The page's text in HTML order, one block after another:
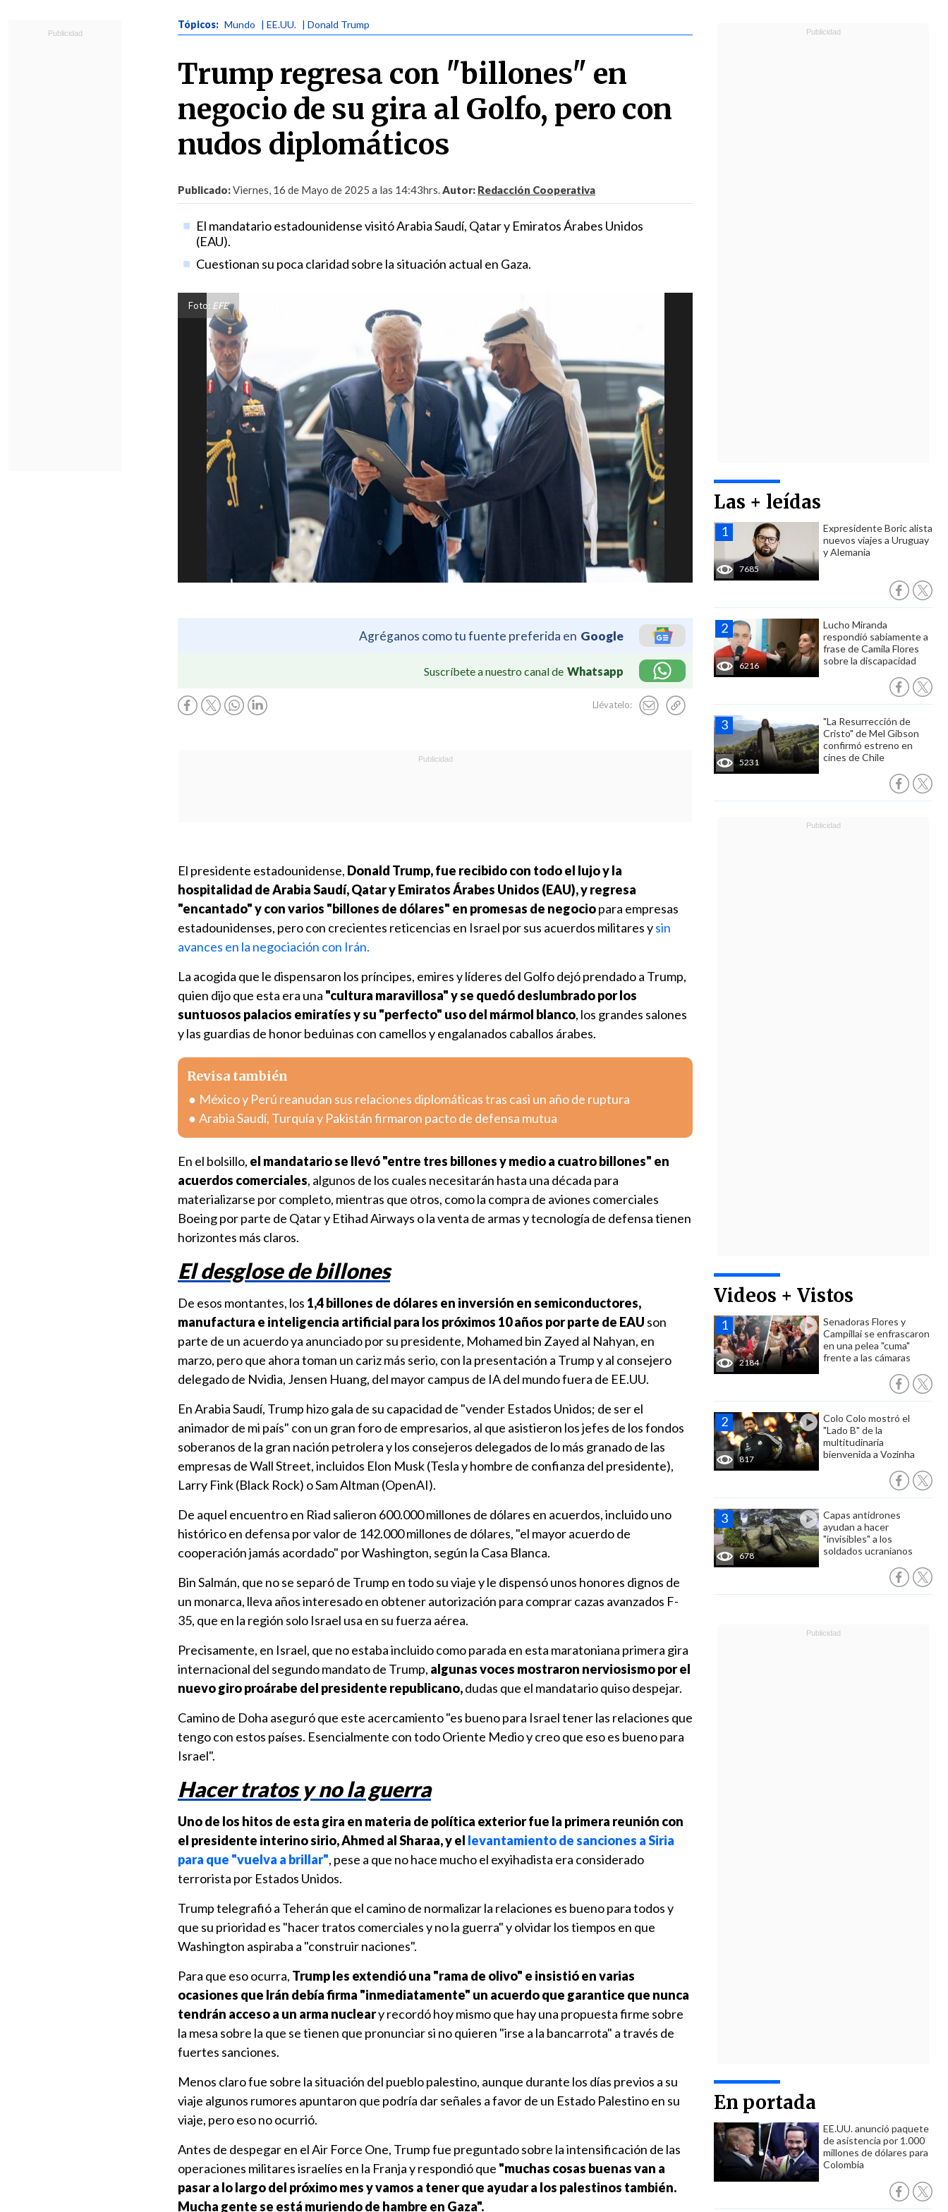
Tópicos: Mundo | EE.UU. | Donald Trump
Trump regresa con "billones" en
negocio de su gira al Golfo, pero con
nudos diplomáticos
Publicado:Viernes, 16 de Mayo de 2025 a las 14:43hrs.Autor: Redacción Cooperativa
El mandatario estadounidense visitó Arabia Saudí, Qatar y Emiratos Árabes Unidos
(EAU).
Cuestionan su poca claridad sobre la situación actual en Gaza.
Foto: EFE
Agréganos como tu fuente preferida en Google
Suscríbete a nuestro canal de Whatsapp
Llévatelo:
Las + leídas
7685
Expresidente Boric alista
nuevos viajes a Uruguay
y Alemania
6216
Lucho Miranda
respondió sabiamente a
frase de Camila Flores
sobre la discapacidad
5231
"La Resurrección de
Cristo" de Mel Gibson
confirmó estreno en
cines de Chile
Videos + Vistos
2184
Senadoras Flores y
Campillai se enfrascaron
en una pelea "cuma"
frente a las cámaras
817
Colo Colo mostró el
"Lado B" de la
multitudinaria
bienvenida a Vozinha
678
Capas antidrones
ayudan a hacer
"invisibles" a los
soldados ucranianos
En portada
EE.UU. anunció paquete
de asistencia por 1.000
millones de dólares para
Colombia
El presidente estadounidense, Donald Trump, fue recibido con todo el lujo y la
hospitalidad de Arabia Saudí, Qatar y Emiratos Árabes Unidos (EAU), y regresa
"encantado" y con varios "billones de dólares" en promesas de negociopara empresas
estadounidenses, pero con crecientes reticencias en Israel por sus acuerdos militares ysin
avances en la negociación con Irán.
La acogida que le dispensaron los príncipes, emires y líderes del Golfo dejó prendado a Trump,
quien dijo que esta era una "cultura maravillosa" y se quedó deslumbrado por los
suntuosos palacios emiratíes y su "perfecto" uso del mármol blanco, los grandes salones
y las guardias de honor beduinas con camellos y engalanados caballos árabes.
Revisa también
México y Perú reanudan sus relaciones diplomáticas tras casi un año de ruptura
Arabia Saudí, Turquía y Pakistán firmaron pacto de defensa mutua
En el bolsillo, el mandatario se llevó "entre tres billones y medio a cuatro billones" en
acuerdos comerciales, algunos de los cuales necesitarán hasta una década para
materializarse por completo, mientras que otros, como la compra de aviones comerciales
Boeing por parte de Qatar y Etihad Airways o la venta de armas y tecnología de defensa tienen
horizontes más claros.
El desglose de billones
De esos montantes, los 1,4 billones de dólares en inversión en semiconductores,
manufactura e inteligencia artificial para los próximos 10 años por parte de EAU son
parte de un acuerdo ya anunciado por su presidente, Mohamed bin Zayed al Nahyan, en
marzo, pero que ahora toman un cariz más serio, con la presentación a Trump y al consejero
delegado de Nvidia, Jensen Huang, del mayor campus de IA del mundo fuera de EE.UU.
En Arabia Saudí, Trump hizo gala de su capacidad de "vender Estados Unidos; de ser el
animador de mi país" con un gran foro de empresarios, al que asistieron los jefes de los fondos
soberanos de la gran nación petrolera y los consejeros delegados de lo más granado de las
empresas de Wall Street, incluidos Elon Musk (Tesla y hombre de confianza del presidente),
Larry Fink (Black Rock) o Sam Altman (OpenAI).
De aquel encuentro en Riad salieron 600.000 millones de dólares en acuerdos, incluido uno
histórico en defensa por valor de 142.000 millones de dólares, "el mayor acuerdo de
cooperación jamás acordado" por Washington, según la Casa Blanca.
Bin Salmán, que no se separó de Trump en todo su viaje y le dispensó unos honores dignos de
un monarca, lleva años interesado en obtener autorización para comprar cazas avanzados F-
35, que en la región solo Israel usa en su fuerza aérea.
Precisamente, en Israel, que no estaba incluido como parada en esta maratoniana primera gira
internacional del segundo mandato de Trump, algunas voces mostraron nerviosismo por el
nuevo giro proárabe del presidente republicano,dudas que el mandatario quiso despejar.
Camino de Doha aseguró que este acercamiento "es bueno para Israel tener las relaciones que
tengo con estos países. Esencialmente con todo Oriente Medio y creo que eso es bueno para
Israel".
Hacer tratos y no la guerra
Uno de los hitos de esta gira en materia de política exterior fue la primera reunión con
el presidente interino sirio, Ahmed al Sharaa, y el levantamiento de sanciones a Siria
para que "vuelva a brillar", pese a que no hace mucho el exyihadista era considerado
terrorista por Estados Unidos.
Trump telegrafió a Teherán que el camino de normalizar la relaciones es bueno para todos y
que su prioridad es "hacer tratos comerciales y no la guerra" y olvidar los tiempos en que
Washington aspiraba a "construir naciones".
Para que eso ocurra, Trump les extendió una "rama de olivo" e insistió en varias
ocasiones que Irán debía firma "inmediatamente" un acuerdo que garantice que nunca
tendrán acceso a un arma nucleary recordó hoy mismo que hay una propuesta firme sobre
la mesa sobre la que se tienen que pronunciar si no quieren "irse a la bancarrota" a través de
fuertes sanciones.
Menos claro fue sobre la situación del pueblo palestino, aunque durante los días previos a su
viaje algunos rumores apuntaron que podría dar señales a favor de un Estado Palestino en su
viaje, pero eso no ocurrió.
Antes de despegar en el Air Force One, Trump fue preguntado sobre la intensificación de las
operaciones militares israelíes en la Franja y respondió que "muchas cosas buenas van a
pasar a lo largo del próximo mes y vamos a tener que ayudar a los palestinos también.
Mucha gente se está muriendo de hambre en Gaza".